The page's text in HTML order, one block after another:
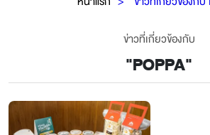
ข่าวที่เกี่ยวข้องกับ
"POPPA"